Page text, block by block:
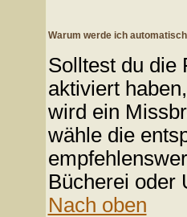
Warum werde ich
Solltest du die
aktiviert
wird ein
wähle die
Bücherei oder
Nach oben